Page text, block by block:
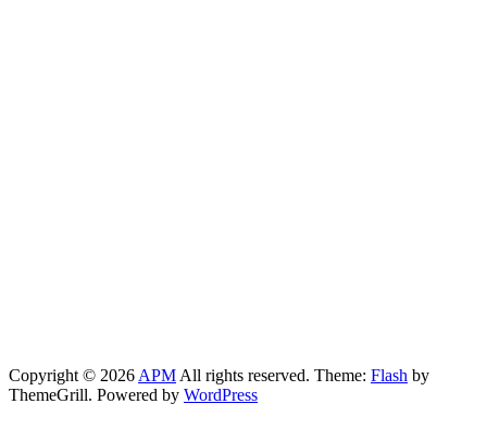
Copyright © 2026 APM All rights reserved. Theme: Flash by
ThemeGrill. Powered by WordPress